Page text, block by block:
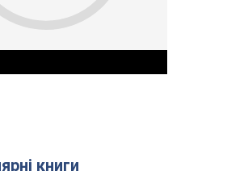
книги